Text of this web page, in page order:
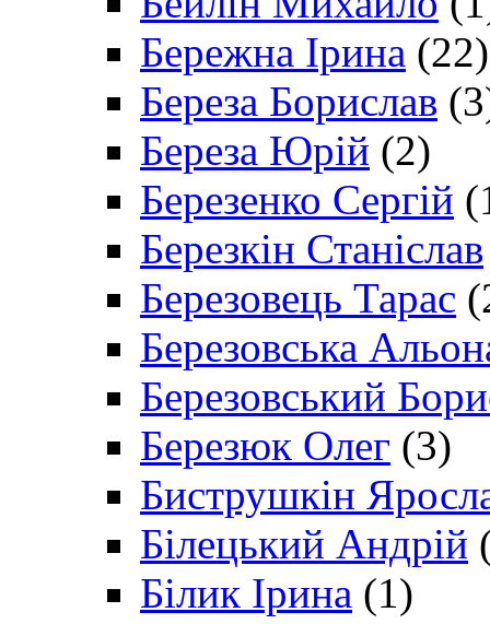
Бережна Ірина (22)
Береза Борислав
Береза Юрій (2)
Березенко Сергій
Березкін Станіслав
Березовець Тарас
Березовська
Березовський
Березюк Олег (3)
Биструшкін
Білецький Андрій
Білик Ірина (1)